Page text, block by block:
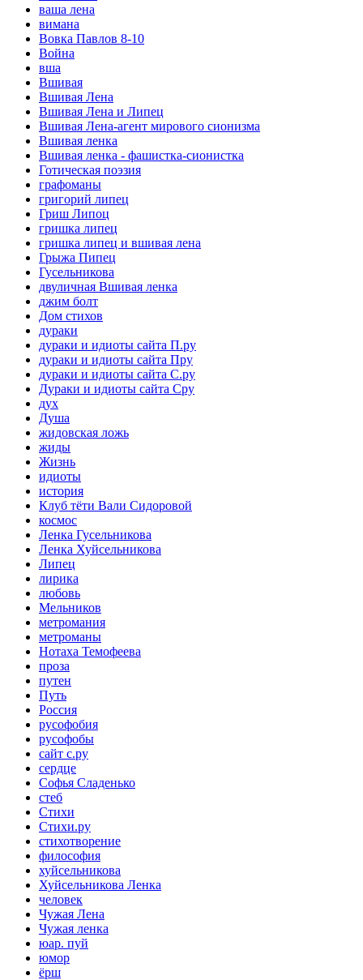
ваша лена
вимана
Вовка Павлов 8-10
Война
вша
Вшивая
Вшивая Лена
Вшивая Лена и Липец
Вшивая Лена-агент мирового сионизма
Вшивая ленка
Вшивая ленка - фашистка-сионистка
Готическая поэзия
графоманы
григорий липец
Гриш Липоц
гришка липец
гришка липец и вшивая лена
Грыжа Пипец
Гусельникова
двуличная Вшивая ленка
джим болт
Дом стихов
дураки
дураки и идиоты сайта П.ру
дураки и идиоты сайта Пру
дураки и идиоты сайта С.ру
Дураки и идиоты сайта Сру
дух
Душа
жидовская ложь
жиды
Жизнь
идиоты
история
Клуб тёти Вали Сидоровой
космос
Ленка Гусельникова
Ленка Хуйсельникова
Липец
лирика
любовь
Мельников
метромания
метроманы
Нотаха Темофеева
проза
путен
Путь
Россия
русофобия
русофобы
сайт с.ру
сердце
Софья Сладенько
стеб
Стихи
Стихи.ру
стихотворение
философия
хуйсельникова
Хуйсельникова Ленка
человек
Чужая Лена
Чужая ленка
юар. пуй
юмор
ёрш